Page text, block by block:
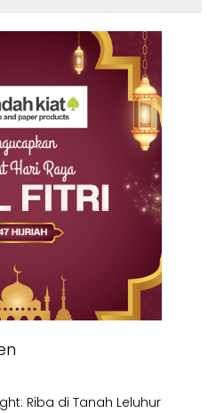
Riba di Tanah Leluhur